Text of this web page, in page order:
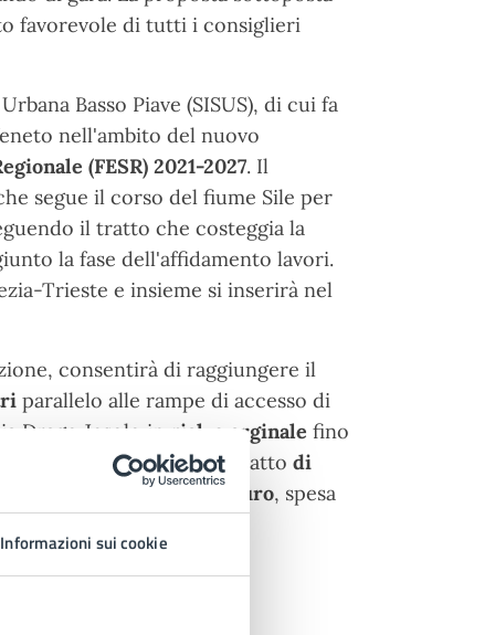
Informazioni sui cookie
favorevole di tutti i consiglieri
Basso Piave (SISUS), di cui fa
nell'ambito del nuovo
(FESR) 2021-2027. Il
segue il corso del fiume Sile per
il tratto che costeggia la
la fase dell'affidamento lavori.
Trieste e insieme si inserirà nel
consentirà di raggiungere il
parallelo alle rampe di accesso di
Drago Jesolo in rialzo arginale fino
Littorio) con un ultimo tratto di
1,6 milioni di euro, spesa